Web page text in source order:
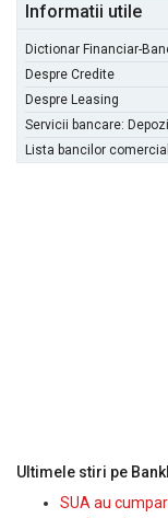
Informatii utile
Dictionar Financiar-
Despre Credite
Despre Leasing
Servicii bancare:
Lista bancilor
Ultimele stiri pe
SUA au